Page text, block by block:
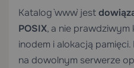
Katalog `www` jest
POSIX, a nie prawdziwym
inodem i alokacją
na dowolnym serwerze